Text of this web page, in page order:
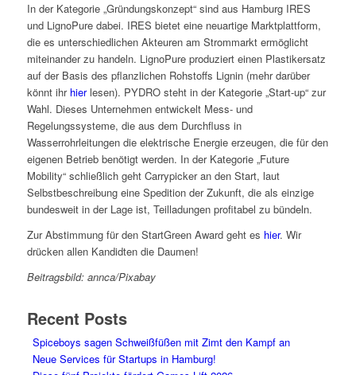
In der Kategorie „Gründungskonzept“ sind aus Hamburg IRES
und LignoPure dabei. IRES bietet eine neuartige Marktplattform,
die es unterschiedlichen Akteuren am Strommarkt ermöglicht
miteinander zu handeln. LignoPure produziert einen Plastikersatz
auf der Basis des pflanzlichen Rohstoffs Lignin (mehr darüber
könnt ihr hierlesen). PYDRO steht in der Kategorie „Start-up“ zur
Wahl. Dieses Unternehmen entwickelt Mess- und
Regelungssysteme, die aus dem Durchfluss in
Wasserrohrleitungen die elektrische Energie erzeugen, die für den
eigenen Betrieb benötigt werden. In der Kategorie „Future
Mobility“ schließlich geht Carrypicker an den Start, laut
Selbstbeschreibung eine Spedition der Zukunft, die als einzige
bundesweit in der Lage ist, Teilladungen profitabel zu bündeln.
Zur Abstimmung für den StartGreen Award geht es hier. Wir
drücken allen Kandidten die Daumen!
Beitragsbild: annca/Pixabay
Recent Posts
Spiceboys sagen Schweißfüßen mit Zimt den Kampf an
Neue Services für Startups in Hamburg!